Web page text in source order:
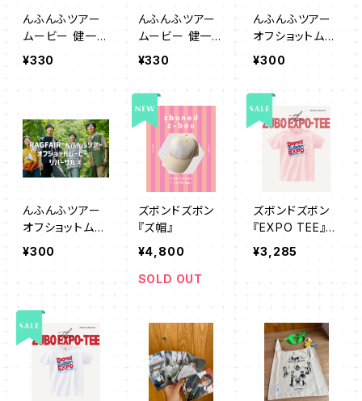
んふんふツアー
ムービー 健一ん
ふんふ説明編 01
¥330
んふんふツアー
ムービー 健一ん
ふんふ説明編 0
¥330
んふんふツアー
オフショットムー
ビー 01
¥300
んふんふツアー
オフショットムー
ビー 02
¥300
ズボンドズボン
『ズ帽』
¥4,800
SOLD OUT
ズボンドズボン
『EXPO TEE』ラ
イトピンク
¥3,285